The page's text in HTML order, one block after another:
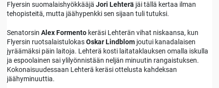
Flyersin suomalaishyökkääjä Jori Lehterä jäi tällä kertaa ilman
tehopisteitä, mutta jäähypenkki sen sijaan tuli tutuksi.
Senatorsin Alex Formento keräsi Lehterän vihat niskaansa, kun
Flyersin ruotsalaistulokasOskar Lindblom joutui kanadalaisen
jyräämäksi päin laitoja. Lehterä kosti laitataklauksen omalla iskulla
ja espoolainen sai ylilyönnistään neljän minuutin rangaistuksen.
Kokonaisuudessaan Lehterä keräsi ottelusta kahdeksan
jäähyminuuttia.